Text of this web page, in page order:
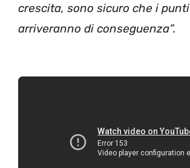
crescita, sono sicuro che i punti
arriveranno di conseguenza”.